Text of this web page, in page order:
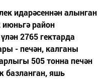
идарәсеннән алынган
июньгә район
2765 гектарда
- печән, калганы
505 тонна печән
базланган, яшь